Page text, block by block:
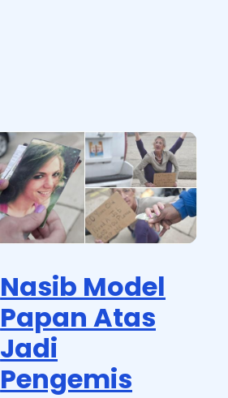
Nasib Model
Papan Atas
Jadi
Pengemis